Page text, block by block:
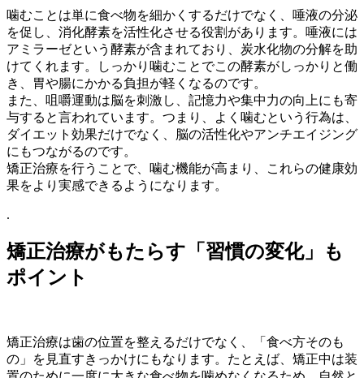
噛むことは単に食べ物を細かくするだけでなく、唾液の分泌
を促し、消化酵素を活性化させる役割があります。唾液には
アミラーゼという酵素が含まれており、炭水化物の分解を助
けてくれます。しっかり噛むことでこの酵素がしっかりと働
き、胃や腸にかかる負担が軽くなるのです。
また、咀嚼運動は脳を刺激し、記憶力や集中力の向上にも寄
与すると言われています。つまり、よく噛むという行為は、
ダイエット効果だけでなく、脳の活性化やアンチエイジング
にもつながるのです。
矯正治療を行うことで、噛む機能が高まり、これらの健康効
果をより実感できるようになります。
.
矯正治療がもたらす「習慣の変化」も
ポイント
矯正治療は歯の位置を整えるだけでなく、「食べ方そのも
の」を見直すきっかけにもなります。たとえば、矯正中は装